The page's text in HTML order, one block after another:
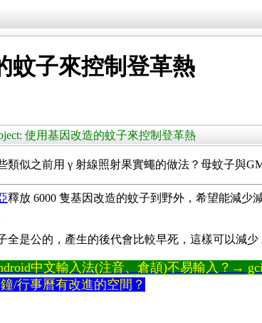
蚊子來控制登革熱
使用基因改造的蚊子來控制登革熱
類似之前用 γ 射線照射果實蠅的做法？母蚊子與
釋放 6000 隻基因改造的蚊子到野外，希望能減少
全是公的，產生的後代會比較早死，這樣可以減少
中文輸入法(注音、倉頡)不易輸入？→
/行事曆有改進的空間？